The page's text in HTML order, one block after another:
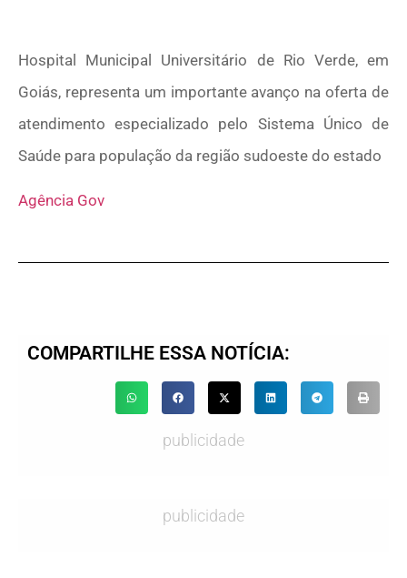
Hospital Municipal Universitário de Rio Verde, em
Goiás, representa um importante avanço na oferta de
atendimento especializado pelo Sistema Único de
Saúde para população da região sudoeste do estado
Agência Gov
COMPARTILHE ESSA NOTÍCIA:
publicidade
publicidade